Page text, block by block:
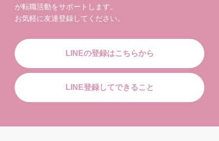
が転職活動をサポートします。
お気軽に友達登録してください。
LINEの登録はこちらから
LINE登録してできること